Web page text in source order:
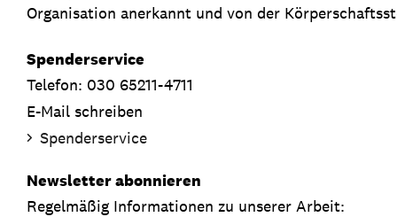
Organisation anerkannt und von der
Spenderservice
Telefon: 030 65211-4711
E-Mail schreiben
Spenderservice
Newsletter abonnieren
Regelmäßig Informationen zu unserer Arbeit: